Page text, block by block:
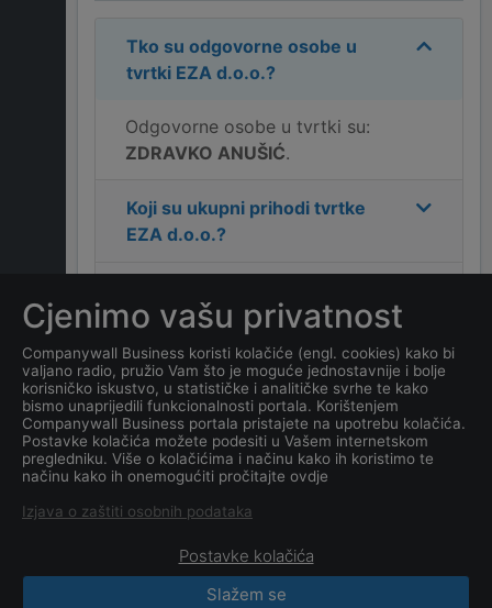
Tko su odgovorne osobe u
tvrtki EZA d.o.o.?
Odgovorne osobe u tvrtki su:
ZDRAVKO ANUŠIĆ.
Koji su ukupni prihodi tvrtke
EZA d.o.o.?
d.o.o.?
Koliko ima zaposlenih
kompanijaEZA d.o.o.?
Koji je datum osnivanja
tvrtkeEZA d.o.o.?
CompanyWall Business © 2026
Cjenimo vašu privatnost
Companywall Business koristi kolačiće (engl. cookies) kako bi
valjano radio, pružio Vam što je moguće jednostavnije i bolje
korisničko iskustvo, u statističke i analitičke svrhe te kako
bismo unaprijedili funkcionalnosti portala. Korištenjem
Companywall Business portala pristajete na upotrebu kolačića.
Postavke kolačića možete podesiti u Vašem internetskom
pregledniku. Više o kolačićima i načinu kako ih koristimo te
načinu kako ih onemogućiti pročitajte ovdje
Izjava o zaštiti osobnih podataka
Postavke kolačića
Slažem se